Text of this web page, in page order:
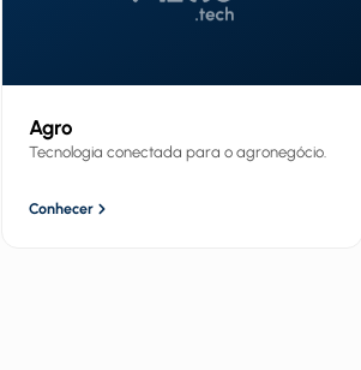
Agro
Tecnologia conectada para o agronegócio.
Conhecer